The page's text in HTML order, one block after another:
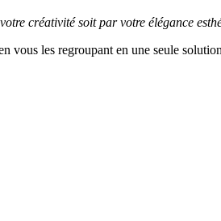
créativité soit par votre élégance
vous les regroupant en une seule